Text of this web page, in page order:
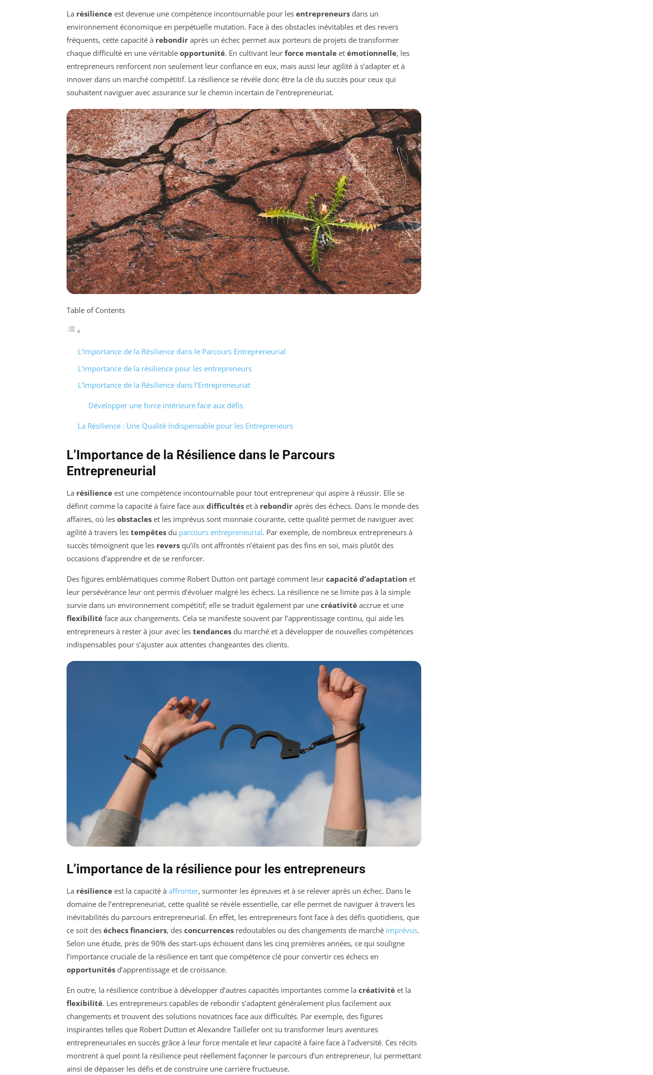
La résilience est devenue une compétence incontournable pour les entrepreneurs dans un
environnement économique en perpétuelle mutation. Face à des obstacles inévitables et des revers
fréquents, cette capacité à rebondir après un échec permet aux porteurs de projets de transformer
chaque difficulté en une véritable opportunité. En cultivant leur force mentale et émotionnelle, les
entrepreneurs renforcent non seulement leur confiance en eux, mais aussi leur agilité à s’adapter et à
innover dans un marché compétitif. La résilience se révèle donc être la clé du succès pour ceux qui
souhaitent naviguer avec assurance sur le chemin incertain de l’entrepreneuriat.
Table of Contents
L’Importance de la Résilience dans le Parcours Entrepreneurial
L’importance de la résilience pour les entrepreneurs
L’Importance de la Résilience dans l’Entrepreneuriat
Développer une force intérieure face aux défis
La Résilience : Une Qualité Indispensable pour les Entrepreneurs
L’Importance de la Résilience dans le Parcours
Entrepreneurial
La résilience est une compétence incontournable pour tout entrepreneur qui aspire à réussir. Elle se
définit comme la capacité à faire face aux difficultés et à rebondir après des échecs. Dans le monde des
affaires, où les obstacles et les imprévus sont monnaie courante, cette qualité permet de naviguer avec
agilité à travers les tempêtes du parcours entrepreneurial. Par exemple, de nombreux entrepreneurs à
succès témoignent que les revers qu’ils ont affrontés n’étaient pas des fins en soi, mais plutôt des
occasions d’apprendre et de se renforcer.
Des figures emblématiques comme Robert Dutton ont partagé comment leur capacité d’adaptation et
leur persévérance leur ont permis d’évoluer malgré les échecs. La résilience ne se limite pas à la simple
survie dans un environnement compétitif; elle se traduit également par une créativité accrue et une
flexibilité face aux changements. Cela se manifeste souvent par l’apprentissage continu, qui aide les
entrepreneurs à rester à jour avec les tendances du marché et à développer de nouvelles compétences
indispensables pour s’ajuster aux attentes changeantes des clients.
L’importance de la résilience pour les entrepreneurs
La résilience est la capacité à affronter, surmonter les épreuves et à se relever après un échec. Dans le
domaine de l’entrepreneuriat, cette qualité se révèle essentielle, car elle permet de naviguer à travers les
inévitabilités du parcours entrepreneurial. En effet, les entrepreneurs font face à des défis quotidiens, que
ce soit des échecs financiers, des concurrences redoutables ou des changements de marché imprévus.
Selon une étude, près de 90% des start-ups échouent dans les cinq premières années, ce qui souligne
l’importance cruciale de la résilience en tant que compétence clé pour convertir ces échecs en
opportunités d’apprentissage et de croissance.
En outre, la résilience contribue à développer d’autres capacités importantes comme la créativité et la
flexibilité. Les entrepreneurs capables de rebondir s’adaptent généralement plus facilement aux
changements et trouvent des solutions novatrices face aux difficultés. Par exemple, des figures
inspirantes telles que Robert Dutton et Alexandre Taillefer ont su transformer leurs aventures
entrepreneuriales en succès grâce à leur force mentale et leur capacité à faire face à l’adversité. Ces récits
montrent à quel point la résilience peut réellement façonner le parcours d’un entrepreneur, lui permettant
ainsi de dépasser les défis et de construire une carrière fructueuse.